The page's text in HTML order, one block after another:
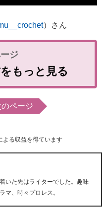
）さん
をもっと見る
のページ
る収益を得ています
いた先はライターでした。趣味
マ、時々プロレス。